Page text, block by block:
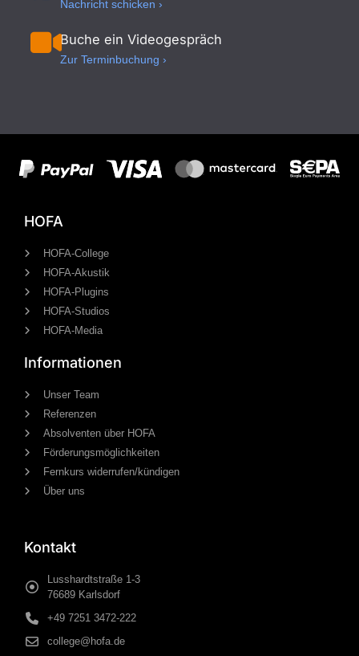
Nachricht schicken ›
Buche ein Videogespräch
Zur Terminbuchung ›
HOFA
HOFA-College
HOFA-Akustik
HOFA-Plugins
HOFA-Studios
HOFA-Media
Informationen
Unser Team
Referenzen
Absolventen über HOFA
Förderungsmöglichkeiten
Fernkurs widerrufen/kündigen
Über uns
Kontakt
Lusshardtstraße 1-3
76689 Karlsdorf
+49 7251 3472-222
college@hofa.de